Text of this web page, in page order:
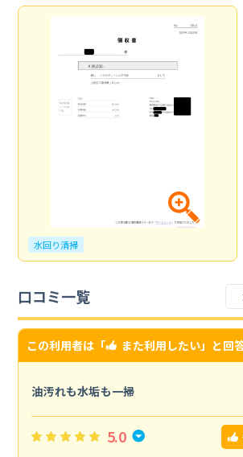
水回り清掃
口コミ一覧
この利用者は「 また利用したい」と回
油汚れも水垢も一掃
5.0